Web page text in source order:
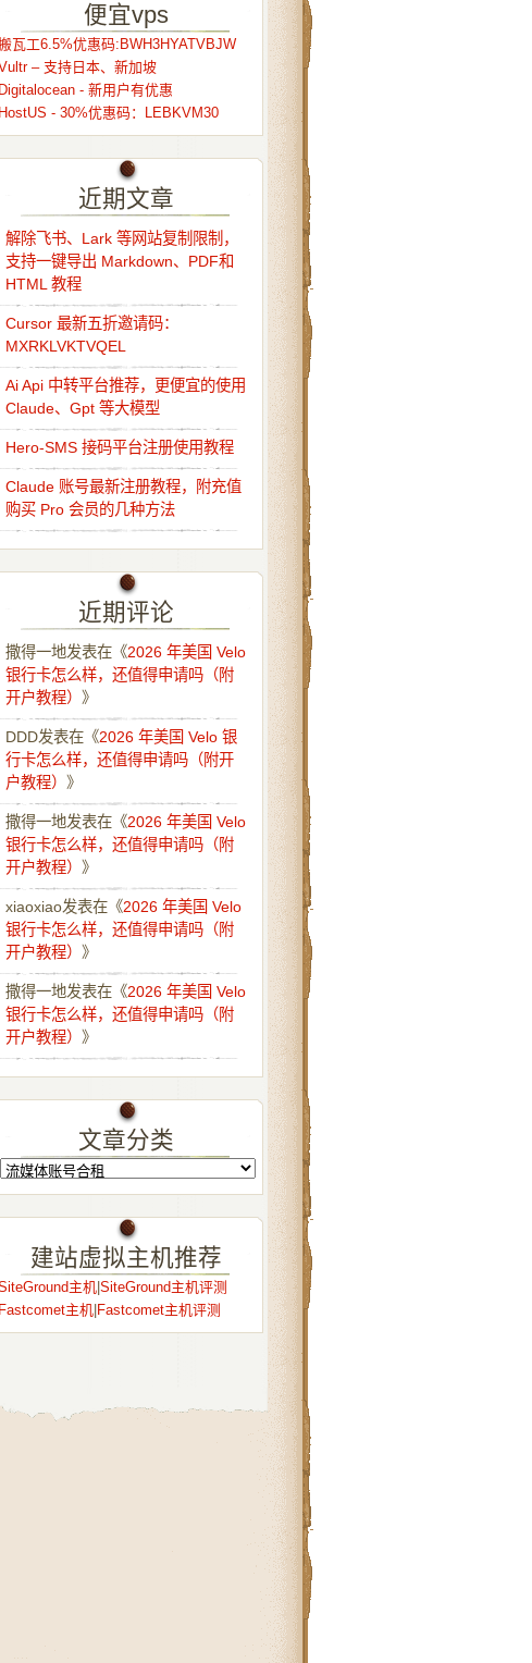
便宜vps
瓦工6.5%优惠码:BWH3HYATVBJW
– 支持日本、新加坡
Digitalocean - 新用户有优惠
HostUS - 30%优惠码：LEBKVM30
近期文章
解除飞书、Lark 等网站复制限制，
支持一键导出 Markdown、PDF和
HTML 教程
Cursor 最新五折邀请码：
MXRKLVKTVQEL
Ai Api 中转平台推荐，更便宜的使用
Claude、Gpt 等大模型
Hero-SMS 接码平台注册使用教程
Claude 账号最新注册教程，附充值
购买 Pro 会员的几种方法
近期评论
撒得一地发表在《2026 年美国 Velo
银行卡怎么样，还值得申请吗（附
开户教程） 》
DDD发表在《2026 年美国 Velo 银
行卡怎么样，还值得申请吗（附开
户教程） 》
撒得一地发表在《2026 年美国 Velo
银行卡怎么样，还值得申请吗（附
开户教程） 》
xiaoxiao发表在《2026 年美国 Velo
银行卡怎么样，还值得申请吗（附
开户教程） 》
撒得一地发表在《2026 年美国 Velo
银行卡怎么样，还值得申请吗（附
开户教程） 》
文章分类
建站虚拟主机推荐
主机| SiteGround主机评测
Fastcomet主机| Fastcomet主机评测